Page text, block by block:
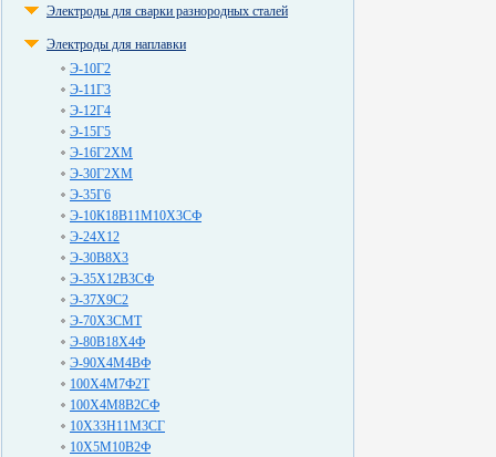
Электроды для сварки разнородных сталей
Электроды для наплавки
Э-10Г2
Э-11Г3
Э-12Г4
Э-15Г5
Э-16Г2ХМ
Э-30Г2ХМ
Э-35Г6
Э-10К18В11М10Х3СФ
Э-24Х12
Э-30В8Х3
Э-35Х12В3СФ
Э-37Х9С2
Э-70Х3СМТ
Э-80В18Х4Ф
Э-90Х4М4ВФ
100Х4М7Ф2Т
100Х4М8В2СФ
10Х33Н11М3СГ
10Х5М10В2Ф